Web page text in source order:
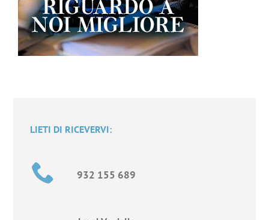
LIETI DI RICEVERVI:
932 155 689